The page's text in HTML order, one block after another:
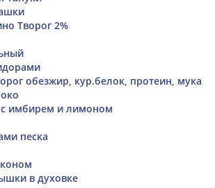
Творог 2%
обезжир, кур.белок, протеин, мука
имбирем и лимоном
песка
в духовке